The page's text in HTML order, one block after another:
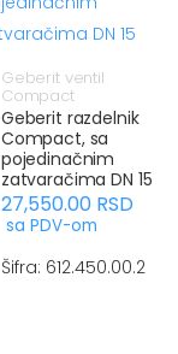
Geberit ventil
Compact
Geberit razdelnik
Compact, sa
pojedinačnim
zatvaračima DN 15
27,550.00 RSD
sa PDV-om
Šifra: 612.450.00.2